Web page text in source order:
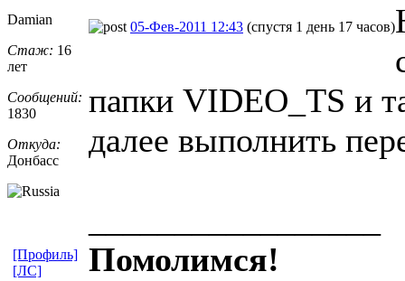
Damian
Стаж: 16
лет
Сообщений:
1830
Откуда:
Донбасс
05-Фев-2011 12:43 (спустя 1 день 17 часов)
папки VIDEO_TS и
далее выполнить
Помолимся!
[Профиль]
[ЛС]